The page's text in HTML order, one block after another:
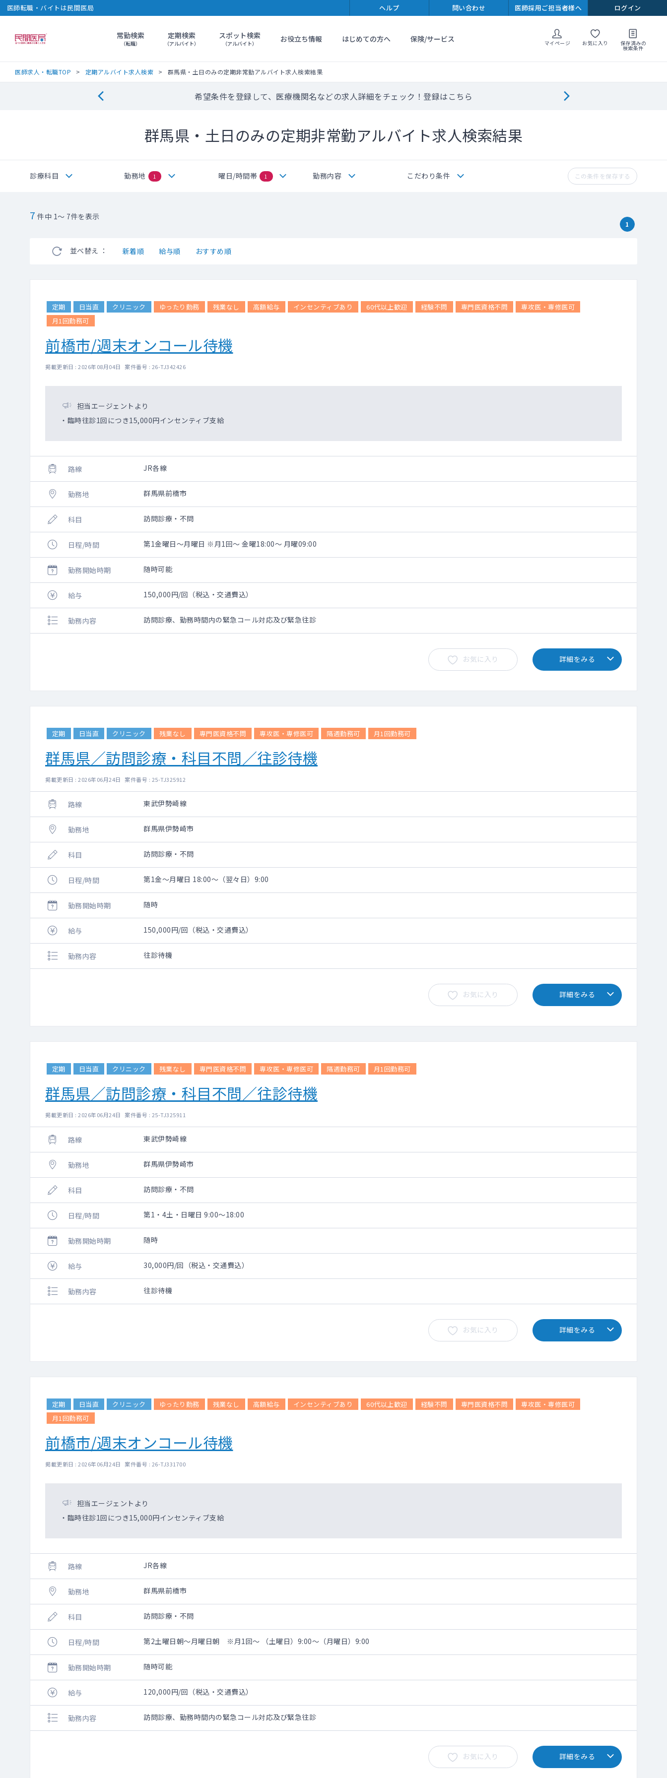
医師転職・バイトは民間医局 ヘルプ 問い合わせ 医師採用ご担当者様へ ログイン
民間医局常勤検索
（転職）
定期検索
（アルバイト）
スポット検索
（アルバイト） お役立ち情報 はじめての方へ 保険/サービス マイページ お気に入り 保存済みの
検索条件
医師求人・転職TOP 定期アルバイト求人検索 群馬県・土日のみの定期非常勤アルバイト求人検索結果
希望条件を登録して、医療機関名などの求人詳細をチェック！登録はこちら
群馬県・土日のみの定期非常勤アルバイト求人検索結果
診療科目 勤務地 1 曜日/時間帯 1 勤務内容 こだわり条件 この条件を保存する
7 件中 1～ 7件を表示
並べ替え ： 新着順 給与順 おすすめ順
1
定期 日当直 クリニック ゆったり勤務 残業なし 高額給与 インセンティブあり 60代以上歓迎 経験不問 専門医資格不問
専攻医・専修医可
月1回勤務可
前橋市/週末オンコール待機
掲載更新日 : 2026年08月04日 案件番号 : 26-TJ342426
担当エージェントより
・臨時往診1回につき15,000円インセンティブ支給
路線 JR各線
勤務地 群馬県前橋市
科目 訪問診療・不問
日程/時間 第1金曜日～月曜日 ※月1回～ 金曜18:00～ 月曜09:00
勤務開始時期 随時可能
給与 150,000円/回（税込・交通費込）
勤務内容 訪問診療、勤務時間内の緊急コール対応及び緊急往診
お気に入り 詳細をみる
定期 日当直 クリニック 残業なし 専門医資格不問 専攻医・専修医可 隔週勤務可 月1回勤務可
群馬県／訪問診療・科目不問／往診待機
掲載更新日 : 2026年06月24日 案件番号 : 25-TJ325912
路線 東武伊勢崎線
勤務地 群馬県伊勢崎市
科目 訪問診療・不問
日程/時間 第1金～月曜日 18:00～（翌々日）9:00
勤務開始時期 随時
給与 150,000円/回（税込・交通費込）
勤務内容 往診待機
お気に入り 詳細をみる
定期 日当直 クリニック 残業なし 専門医資格不問 専攻医・専修医可 隔週勤務可 月1回勤務可
群馬県／訪問診療・科目不問／往診待機
掲載更新日 : 2026年06月24日 案件番号 : 25-TJ325911
路線 東武伊勢崎線
勤務地 群馬県伊勢崎市
科目 訪問診療・不問
日程/時間 第1・4土・日曜日 9:00～18:00
勤務開始時期 随時
給与 30,000円/回（税込・交通費込）
勤務内容 往診待機
お気に入り 詳細をみる
定期 日当直 クリニック ゆったり勤務 残業なし 高額給与 インセンティブあり 60代以上歓迎 経験不問 専門医資格不問
専攻医・専修医可
月1回勤務可
前橋市/週末オンコール待機
掲載更新日 : 2026年06月24日 案件番号 : 26-TJ331700
担当エージェントより
・臨時往診1回につき15,000円インセンティブ支給
路線 JR各線
勤務地 群馬県前橋市
科目 訪問診療・不問
日程/時間 第2土曜日朝～月曜日朝 ※月1回～ （土曜日）9:00～（月曜日）9:00
勤務開始時期 随時可能
給与 120,000円/回（税込・交通費込）
勤務内容 訪問診療、勤務時間内の緊急コール対応及び緊急往診
お気に入り 詳細をみる